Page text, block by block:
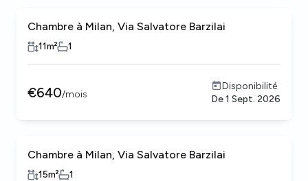
Chambre à Milan, Via Salvatore Barzilai
11m² 1
€640/mois
Disponibilité
De1 Sept. 2026
Chambre à Milan, Via Salvatore Barzilai
15m² 1